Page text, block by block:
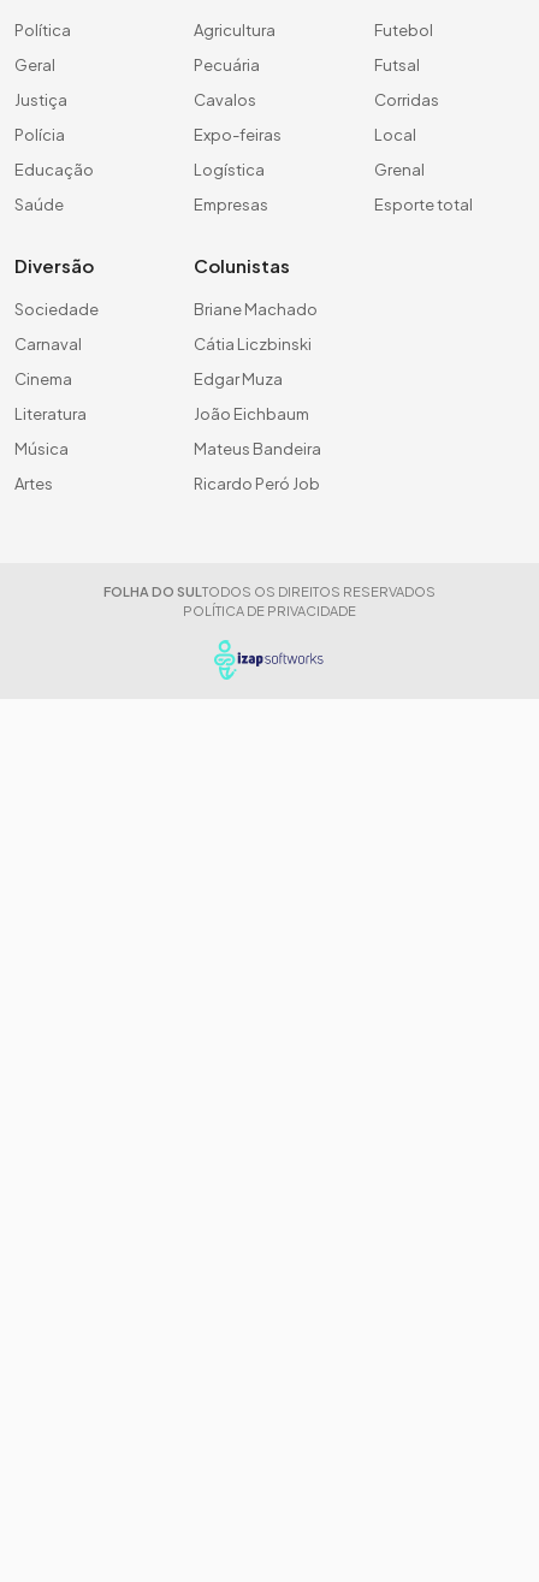
Política
Geral
Justiça
Polícia
Educação
Saúde
Agricultura
Pecuária
Cavalos
Expo-feiras
Logística
Empresas
Futebol
Futsal
Corridas
Local
Grenal
Esporte total
Diversão
Sociedade
Carnaval
Cinema
Literatura
Música
Artes
Colunistas
Briane Machado
Cátia Liczbinski
Edgar Muza
João Eichbaum
Mateus Bandeira
Ricardo Peró Job
FOLHA DO SUL TODOS OS DIREITOS RESERVADOS
POLÍTICA DE PRIVACIDADE